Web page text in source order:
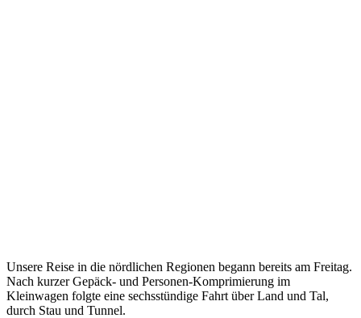
Unsere Reise in die nördlichen Regionen begann bereits am Freitag.
Nach kurzer Gepäck- und Personen-Komprimierung im
Kleinwagen folgte eine sechsstündige Fahrt über Land und Tal,
durch Stau und Tunnel.